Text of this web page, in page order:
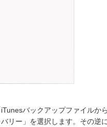
バックアップファイルか
リー」を選択します。その逆